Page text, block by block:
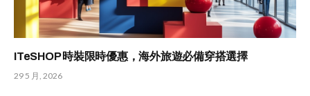
ITeSHOP 時裝限時優惠，海外旅遊必備穿搭選擇
29 5 月, 2026